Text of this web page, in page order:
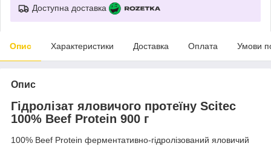
Доступна доставка
Опис Характеристики Доставка Оплата Умови
Опис
Гідролізат яловичого протеїну Scitec
100% Beef Protein 900 г
100% Beef Protein ферментативно-гідролізований яловичий